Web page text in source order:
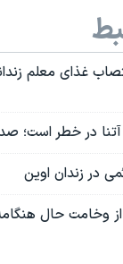
غذای معلم
آتنا در خطر است؛
در زندان اوین
از وخامت حال